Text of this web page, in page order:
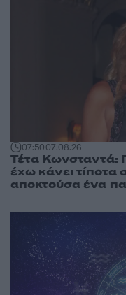
07:5007.08.26
Τέτα Κωνσταντά:
έχω κάνει
αποκτούσα ένα